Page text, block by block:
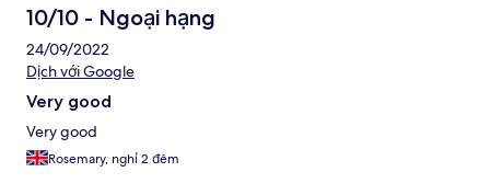
10/10 - Ngoại hạng
24/09/2022
Dịch với Google
Very good
Very good
Rosemary, nghỉ 2 đêm